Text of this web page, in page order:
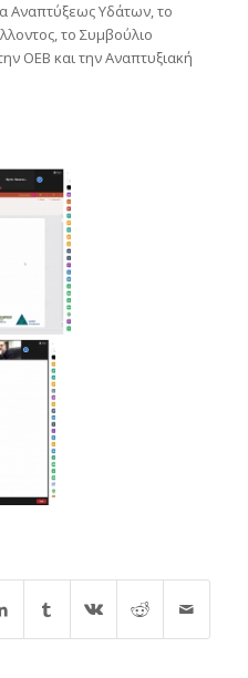
Αναπτύξεως Υδάτων, το
το Συμβούλιο
ΟΕΒ και την Αναπτυξιακή